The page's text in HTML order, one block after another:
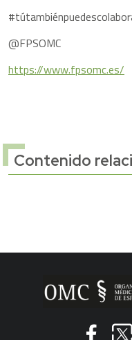
@FPSOMC
https://www.fpsomc.es/
Contenido